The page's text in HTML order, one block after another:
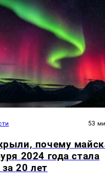
53
почему
2024 года стала
20 лет